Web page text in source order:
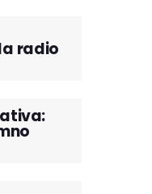
radio